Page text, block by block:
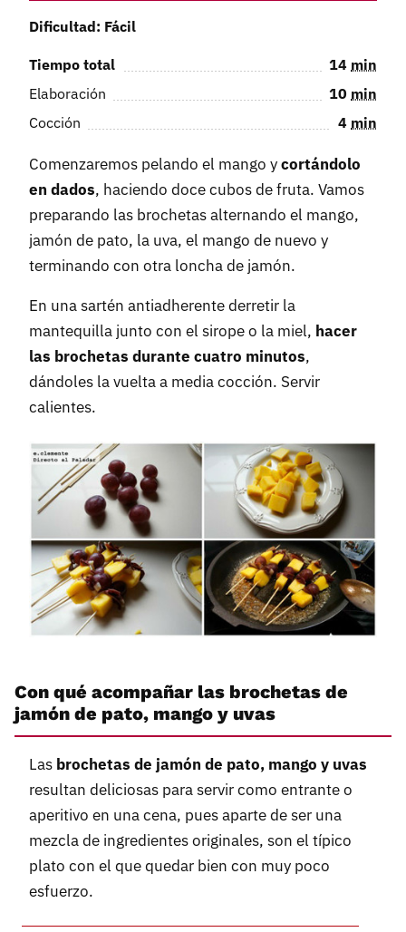
Dificultad: Fácil
Tiempo total 14 min
Elaboración
10 min
Cocción
4 min
Comenzaremos pelando el mango ycortándolo
en dados, haciendo doce cubos de fruta. Vamos
preparando las brochetas alternando el mango,
jamón de pato, la uva, el mango de nuevo y
terminando con otra loncha de jamón.
En una sartén antiadherente derretir la
mantequilla junto con el sirope o la miel, hacer
las brochetas durante cuatro minutos,
dándoles la vuelta a media cocción. Servir
calientes.
Con qué acompañar las brochetas de
jamón de pato, mango y uvas
Las brochetas de jamón de pato, mango y uvas
resultan deliciosas para servir como entrante o
aperitivo en una cena, pues aparte de ser una
mezcla de ingredientes originales, son el típico
plato con el que quedar bien con muy poco
esfuerzo.